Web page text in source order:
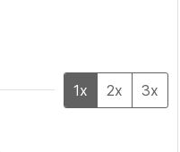
1x 2x 3x